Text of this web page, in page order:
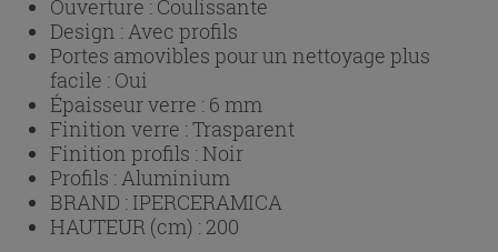
Ouverture : Coulissante
Design : Avec profils
Portes amovibles pour un nettoyage plus
facile : Oui
Épaisseur verre : 6 mm
Finition verre :Trasparent
Finition profils :Noir
Profils : Aluminium
BRAND : IPERCERAMICA
HAUTEUR (cm) : 200